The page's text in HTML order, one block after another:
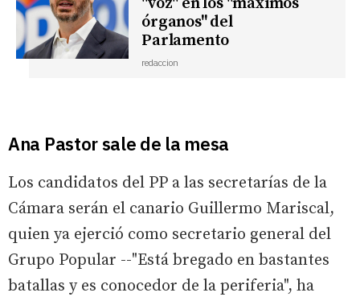
órganos" del
Parlamento
redaccion
Ana Pastor sale de la mesa
Los candidatos del PP a las secretarías de la
Cámara serán el canario Guillermo Mariscal,
quien ya ejerció como secretario general del
Grupo Popular --"Está bregado en bastantes
batallas y es conocedor de la periferia", ha